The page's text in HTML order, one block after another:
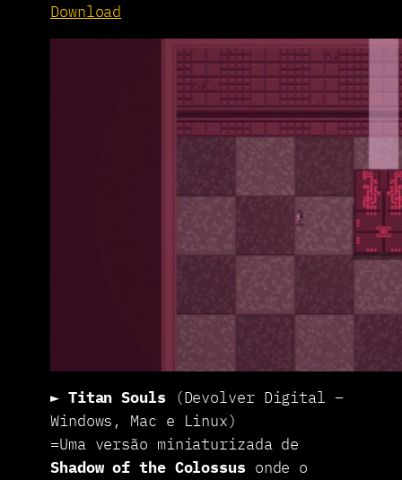
Download
► Titan Souls (Devolver Digital –
Windows, Mac e Linux)
=Uma versão miniaturizada de
Shadow of the Colossus onde o